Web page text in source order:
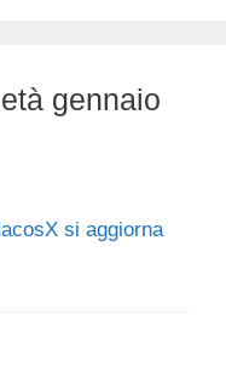
gennaio
si aggiorna